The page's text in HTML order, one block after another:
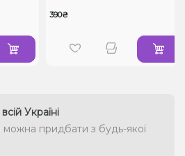
390₴
Україні
придбати з будь-якої